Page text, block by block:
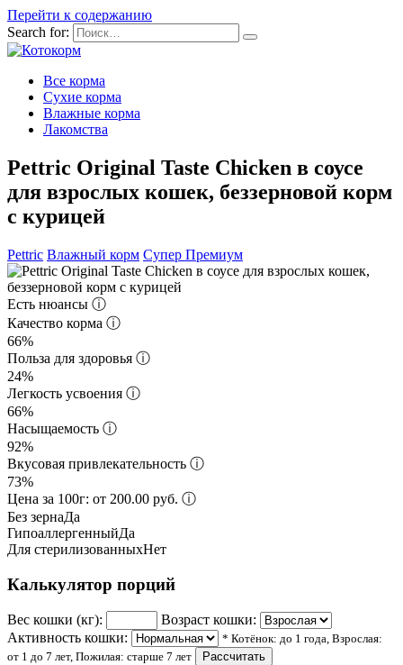
Перейти к содержанию
Search for:
Все корма
Сухие корма
Влажные корма
Лакомства
Pettric Original Taste Chicken в соусе
для взрослых кошек, беззерновой корм
с курицей
Pettric Влажный корм Супер Премиум
Есть нюансы ⓘ
Качество корма ⓘ
66%
Польза для здоровья ⓘ
24%
Легкость усвоения ⓘ
66%
Насыщаемость ⓘ
92%
Вкусовая привлекательность ⓘ
73%
Цена за 100г: от 200.00 руб. ⓘ
Без зернаДа
ГипоаллергенныйДа
Для стерилизованныхНет
Калькулятор порций
Вес кошки (кг):
Возраст кошки:
Активность кошки:
* Котёнок: до 1 года, Взрослая:
от 1 до 7 лет, Пожилая: старше 7 лет
Рассчитать